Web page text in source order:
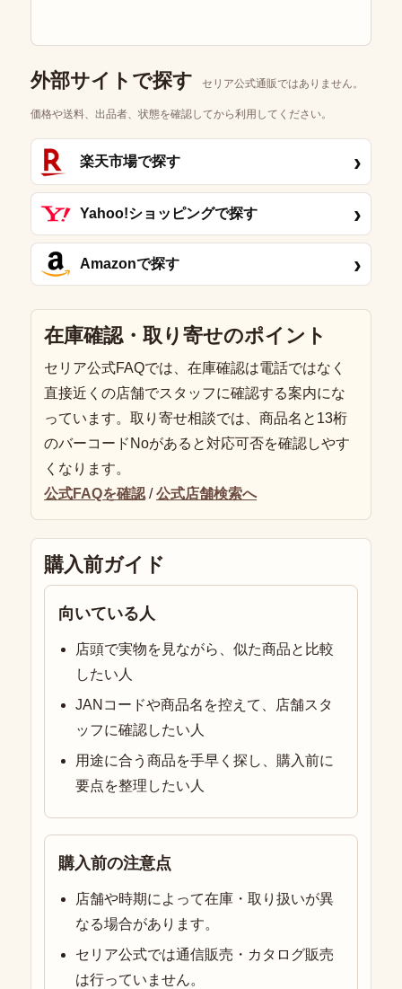
外部サイトで探す セリア公式通販ではありません。
価格や送料、出品者、状態を確認してから利用してください。
楽天市場で探す ›
Yahoo!ショッピングで探す ›
Amazonで探す ›
在庫確認・取り寄せのポイント
セリア公式FAQでは、在庫確認は電話ではなく
直接近くの店舗でスタッフに確認する案内にな
っています。取り寄せ相談では、商品名と13桁
のバーコードNoがあると対応可否を確認しやす
くなります。
公式FAQを確認 /公式店舗検索へ
購入前ガイド
向いている人
店頭で実物を見ながら、似た商品と比較
したい人
JANコードや商品名を控えて、店舗スタ
ッフに確認したい人
用途に合う商品を手早く探し、購入前に
要点を整理したい人
購入前の注意点
店舗や時期によって在庫・取り扱いが異
なる場合があります。
セリア公式では通信販売・カタログ販売
は行っていません。